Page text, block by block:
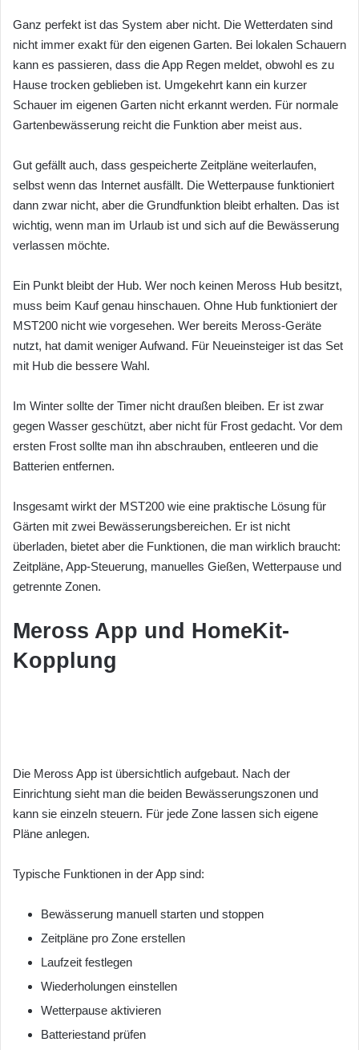
Ganz perfekt ist das System aber nicht. Die Wetterdaten sind
nicht immer exakt für den eigenen Garten. Bei lokalen Schauern
kann es passieren, dass die App Regen meldet, obwohl es zu
Hause trocken geblieben ist. Umgekehrt kann ein kurzer
Schauer im eigenen Garten nicht erkannt werden. Für normale
Gartenbewässerung reicht die Funktion aber meist aus.
Gut gefällt auch, dass gespeicherte Zeitpläne weiterlaufen,
selbst wenn das Internet ausfällt. Die Wetterpause funktioniert
dann zwar nicht, aber die Grundfunktion bleibt erhalten. Das ist
wichtig, wenn man im Urlaub ist und sich auf die Bewässerung
verlassen möchte.
Ein Punkt bleibt der Hub. Wer noch keinen Meross Hub besitzt,
muss beim Kauf genau hinschauen. Ohne Hub funktioniert der
MST200 nicht wie vorgesehen. Wer bereits Meross-Geräte
nutzt, hat damit weniger Aufwand. Für Neueinsteiger ist das Set
mit Hub die bessere Wahl.
Im Winter sollte der Timer nicht draußen bleiben. Er ist zwar
gegen Wasser geschützt, aber nicht für Frost gedacht. Vor dem
ersten Frost sollte man ihn abschrauben, entleeren und die
Batterien entfernen.
Insgesamt wirkt der MST200 wie eine praktische Lösung für
Gärten mit zwei Bewässerungsbereichen. Er ist nicht
überladen, bietet aber die Funktionen, die man wirklich braucht:
Zeitpläne, App-Steuerung, manuelles Gießen, Wetterpause und
getrennte Zonen.
Meross App und HomeKit-
Kopplung
Die Meross App ist übersichtlich aufgebaut. Nach der
Einrichtung sieht man die beiden Bewässerungszonen und
kann sie einzeln steuern. Für jede Zone lassen sich eigene
Pläne anlegen.
Typische Funktionen in der App sind:
Bewässerung manuell starten und stoppen
Zeitpläne pro Zone erstellen
Laufzeit festlegen
Wiederholungen einstellen
Wetterpause aktivieren
Batteriestand prüfen